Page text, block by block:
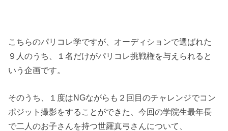
こちらのパリコレ学ですが、オーディションで選ばれた
９人のうち、１名だけがパリコレ挑戦権を与えられると
いう企画です。
そのうち、１度はNGながらも２回目のチャレンジでコン
ポジット撮影をすることができた、今回の学院生最年長
で二人のお子さんを持つ世羅真弓さんについて、